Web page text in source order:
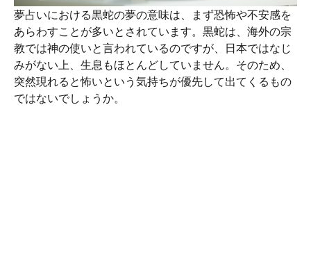
夢占いにおける黒蛇の夢の意味は、まず恐怖や不安感を
あらわすことが多いとされています。黒蛇は、海外の宗
教では神の使いと言われているのですが、日本ではなじ
みがない上、生息もほとんどしていません。そのため、
突然現れると怖いという気持ちが優先して出てくるもの
ではないでしょうか。